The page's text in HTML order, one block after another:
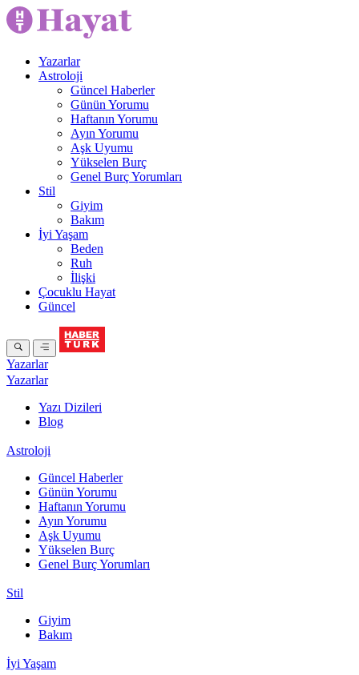
Yazarlar
Astroloji
Güncel Haberler
Günün Yorumu
Haftanın Yorumu
Ayın Yorumu
Aşk Uyumu
Yükselen Burç
Genel Burç Yorumları
Stil
Giyim
Bakım
İyi Yaşam
Beden
Ruh
İlişki
Çocuklu Hayat
Güncel
Yazarlar
Yazarlar
Yazı Dizileri
Blog
Astroloji
Güncel Haberler
Günün Yorumu
Haftanın Yorumu
Ayın Yorumu
Aşk Uyumu
Yükselen Burç
Genel Burç Yorumları
Stil
Giyim
Bakım
İyi Yaşam